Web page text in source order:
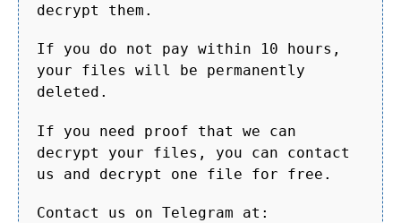
decrypt them.
If you do not pay within 10 hours,
your files will be permanently
deleted.
If you need proof that we can
decrypt your files, you can contact
us and decrypt one file for free.
Contact us on Telegram at: